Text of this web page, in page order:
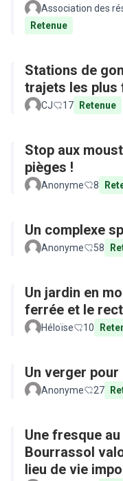
Association des
Retenue
Stations de
trajets les plus
CJ 17 Retenue
Stop aux
pièges !
Anonyme 8
Un complexe
Anonyme 58
Un jardin en
ferrée et le
Héloïse 10
Un verger
Anonyme 27
Une fresque
Bourrassol
lieu de vie